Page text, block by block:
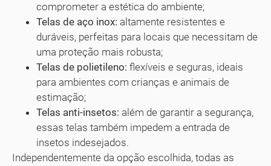
comprometer a estética do ambiente;
Telas de aço inox: altamente resistentes e
duráveis, perfeitas para locais que necessitam de
uma proteção mais robusta;
Telas de polietileno: flexíveis e seguras, ideais
para ambientes com crianças e animais de
estimação;
Telas anti-insetos: além de garantir a segurança,
essas telas também impedem a entrada de
insetos indesejados.
Independentemente da opção escolhida, todas as